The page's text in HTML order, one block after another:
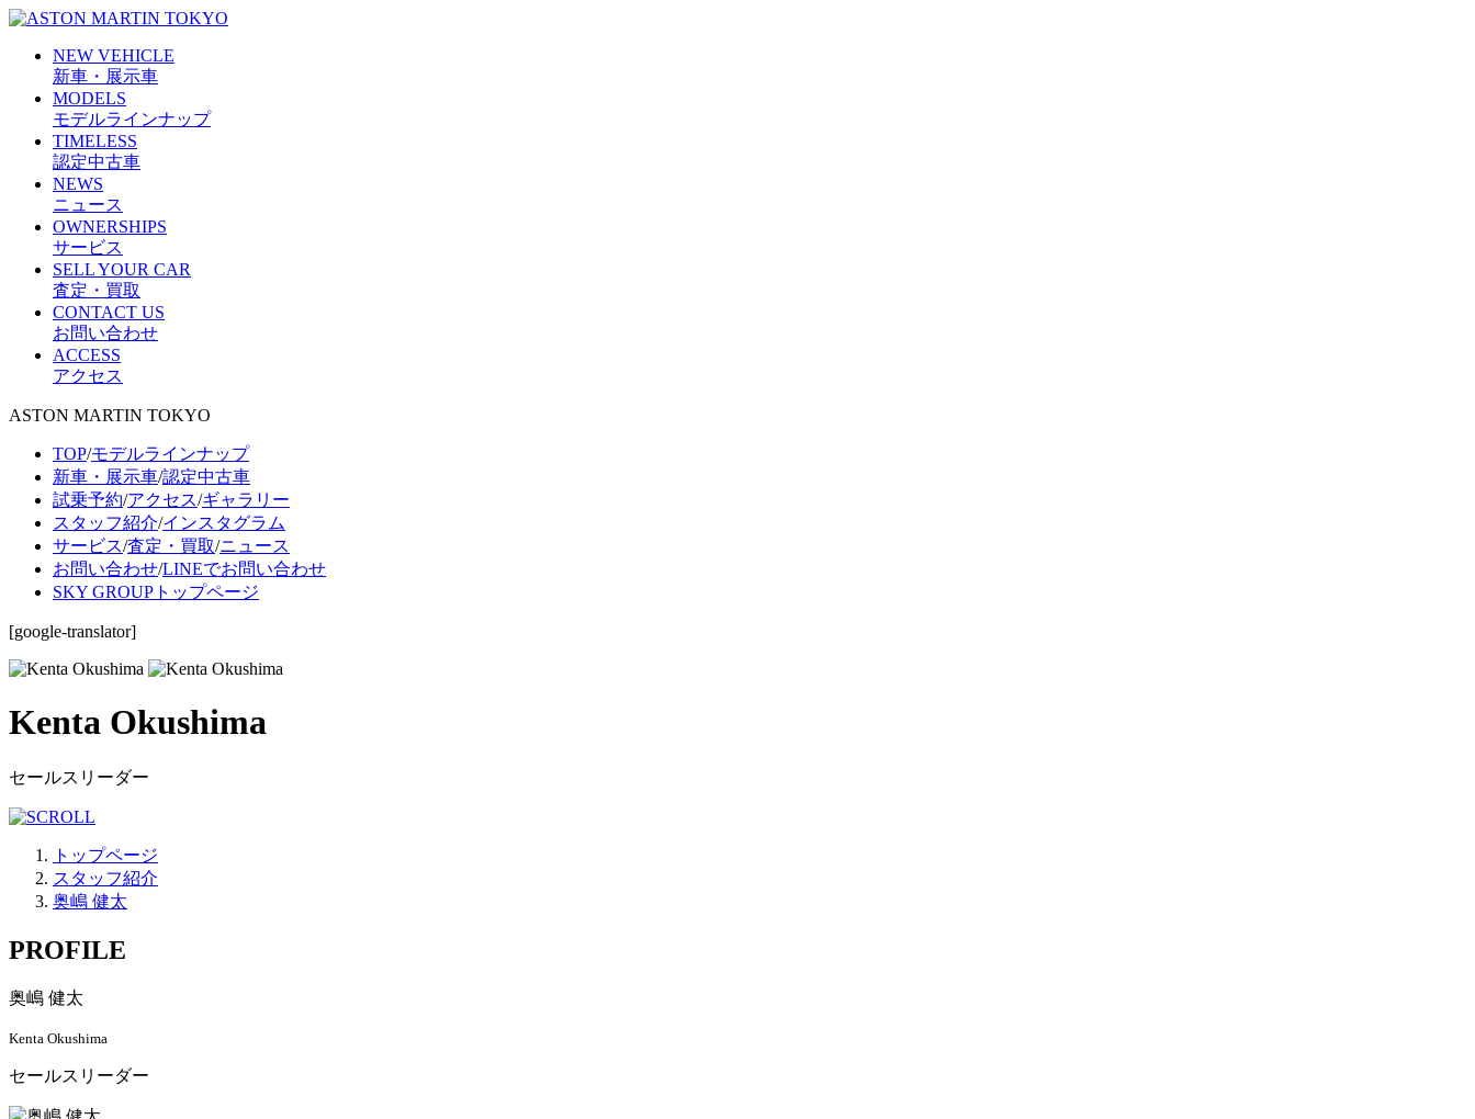
NEW VEHICLE
新車・展示車
MODELS
モデルラインナップ
TIMELESS
認定中古車
NEWS
ニュース
OWNERSHIPS
サービス
SELL YOUR CAR
査定・買取
CONTACT US
お問い合わせ
ACCESS
アクセス
ASTON MARTIN TOKYO
TOP/モデルラインナップ
新車・展示車/認定中古車
試乗予約/アクセス/ギャラリー
スタッフ紹介/インスタグラム
サービス/査定・買取/ニュース
お問い合わせ/LINEでお問い合わせ
SKY GROUPトップページ
[google-translator]
Kenta Okushima
セールスリーダー
トップページ
スタッフ紹介
奥嶋 健太
PROFILE
奥嶋 健太
Kenta Okushima
セールスリーダー